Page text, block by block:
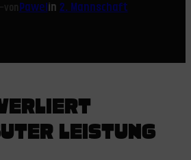
vonPawelin 2. Mannschaft
LEISTUNG